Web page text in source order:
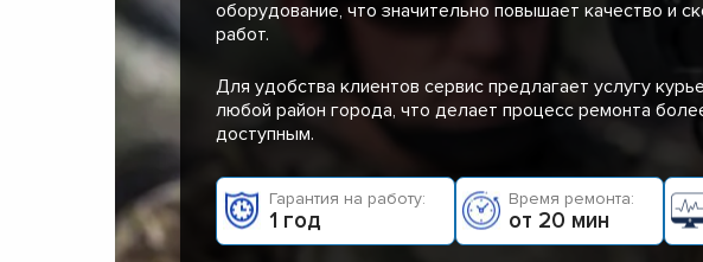
оборудование, что значительно повышает качество и
работ.
Для удобства клиентов сервис предлагает услугу
любой район города, что делает процесс ремонта
доступным.
Гарантия на работу:
1 год
Время ремонта:
от 20 мин